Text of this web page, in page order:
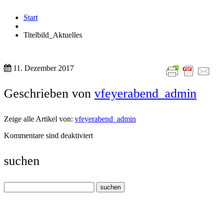
Start
Titelbild_Aktuelles
11. Dezember 2017
Geschrieben von vfeyerabend_admin
Zeige alle Artikel von: vfeyerabend_admin
Kommentare sind deaktiviert
suchen